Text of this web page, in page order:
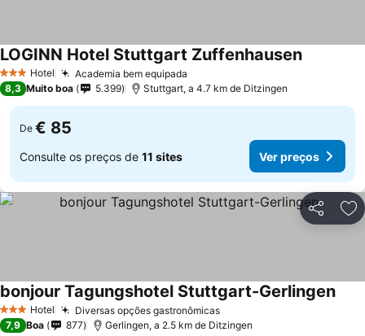
3 EstrelasHotel Academia bem equipada
LOGINN Hotel Stuttgart ZuffenhausenVer
8,3 Muito boa 5.399 Stuttgart, a 4.7 km de Ditzingen
De € 85
Consulte os preços de 11 sites Ver preços
Partilhar
3 EstrelasHotel Diversas opções gastronômicasVer preços
bonjour Tagungshotel Stuttgart-GerlingenVer
7,9 Boa 877 Gerlingen, a 2.5 km de Ditzingen